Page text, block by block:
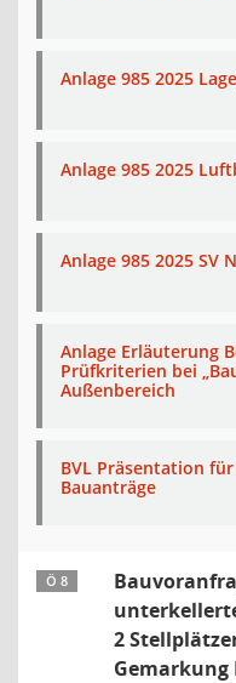
Anlage 985 2025
Anlage 985 2025
Anlage 985 2025 SV
Anlage Erläuterung
Prüfkriterien bei
Außenbereich
BVL Präsentation
Bauanträge
Ö 8
2
Gemarkung